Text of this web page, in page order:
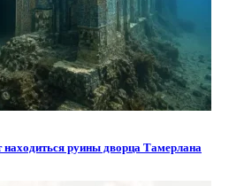
руины дворца Тамерлана